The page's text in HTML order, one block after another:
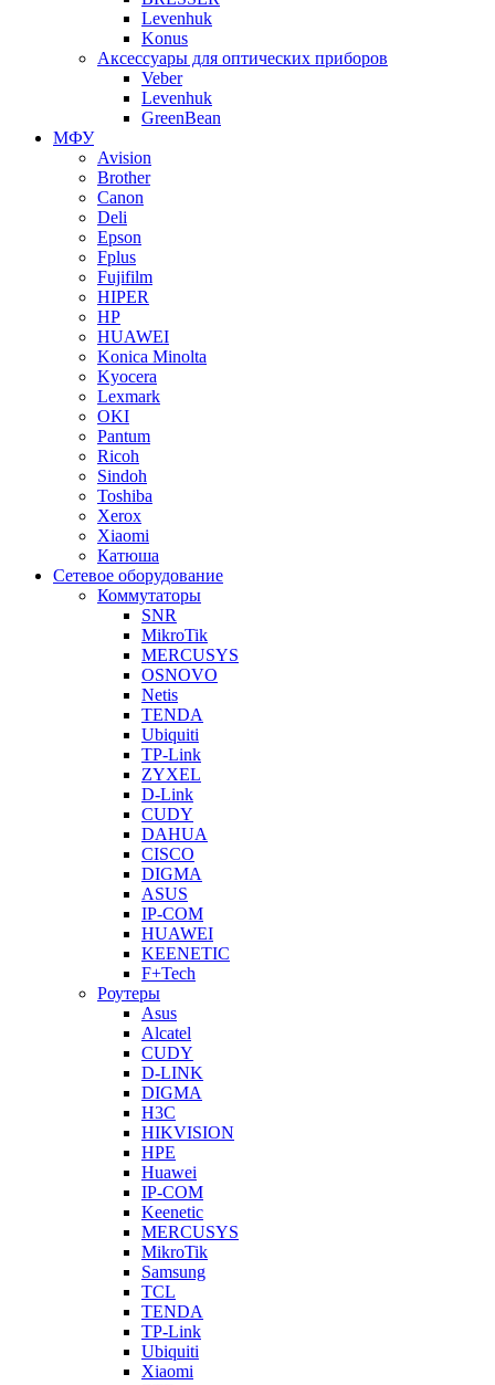
Levenhuk
Konus
Аксессуары для оптических приборов
Veber
Levenhuk
GreenBean
МФУ
Avision
Brother
Canon
Deli
Epson
Fplus
Fujifilm
HIPER
HP
HUAWEI
Konica Minolta
Kyocera
Lexmark
OKI
Pantum
Ricoh
Sindoh
Toshiba
Xerox
Xiaomi
Катюша
Сетевое оборудование
Коммутаторы
SNR
MikroTik
MERCUSYS
OSNOVO
Netis
TENDA
Ubiquiti
TP-Link
ZYXEL
D-Link
CUDY
DAHUA
CISCO
DIGMA
ASUS
IP-COM
HUAWEI
KEENETIC
F+Tech
Роутеры
Asus
Alcatel
CUDY
D-LINK
DIGMA
H3C
HIKVISION
HPE
Huawei
IP-COM
Keenetic
MERCUSYS
MikroTik
Samsung
TCL
TENDA
TP-Link
Ubiquiti
Xiaomi